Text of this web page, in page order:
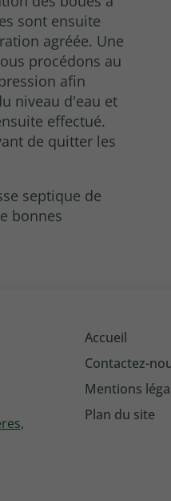
sont ensuite
agréée. Une
procédons au
afin
niveau d'eau et
effectué.
de quitter les
septique de
bonnes
Accueil
Contactez-
Mentions
Plan du site